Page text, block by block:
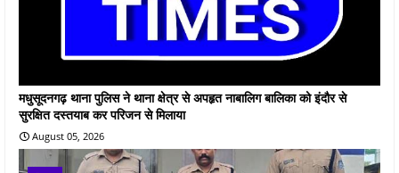
मधुसूदनगढ़ थाना पुलिस ने थाना क्षेत्र से अपहृत नाबालिग बालिका को इंदौर से
सुरक्षित दस्तयाब कर परिजन से मिलाया
August 05, 2026